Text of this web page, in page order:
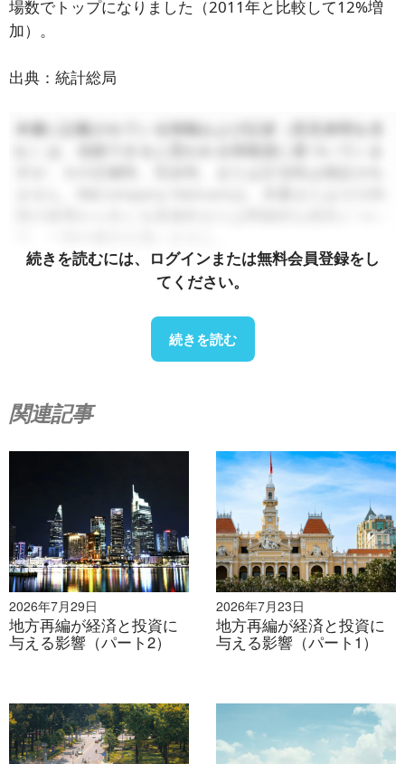
場数でトップになりました（2011年と比較して12%増
加）。
出典：統計総局
本書に記載されている情報および記述（意見表明を含
続きを読むには、ログインまたは無料会員登録をし
てください。
続きを読む
関連記事
2026年7月29日
地方再編が経済と投資に
与える影響（パート2）
2026年7月23日
地方再編が経済と投資に
与える影響（パート1）